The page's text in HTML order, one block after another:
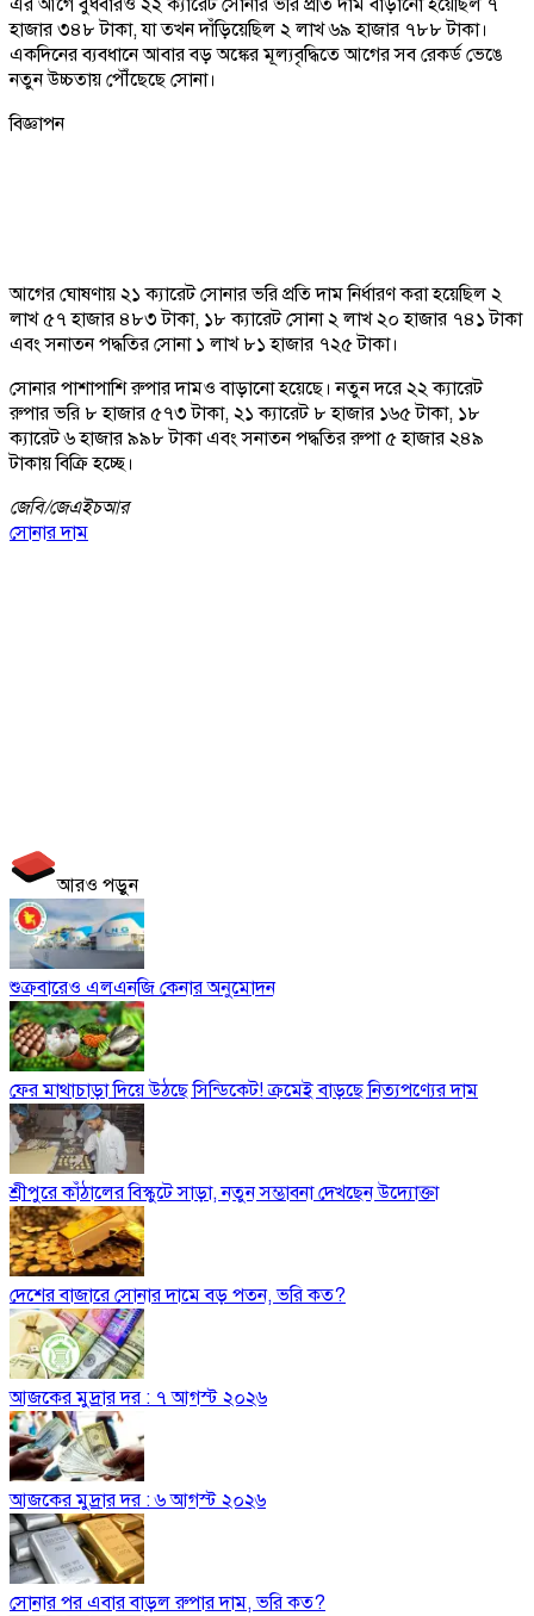
হাজার ৩৪৮ টাকা, যা তখন দাঁড়িয়েছিল ২ লাখ ৬৯ হাজার ৭৮৮ টাকা।
একদিনের ব্যবধানে আবার বড় অঙ্কের মূল্যবৃদ্ধিতে আগের সব রেকর্ড ভেঙে
নতুন উচ্চতায় পৌঁছেছে সোনা।
বিজ্ঞাপন
আগের ঘোষণায় ২১ ক্যারেট সোনার ভরি প্রতি দাম নির্ধারণ করা হয়েছিল ২
লাখ ৫৭ হাজার ৪৮৩ টাকা, ১৮ ক্যারেট সোনা ২ লাখ ২০ হাজার ৭৪১ টাকা
এবং সনাতন পদ্ধতির সোনা ১ লাখ ৮১ হাজার ৭২৫ টাকা।
সোনার পাশাপাশি রুপার দামও বাড়ানো হয়েছে। নতুন দরে ২২ ক্যারেট
রুপার ভরি ৮ হাজার ৫৭৩ টাকা, ২১ ক্যারেট ৮ হাজার ১৬৫ টাকা, ১৮
ক্যারেট ৬ হাজার ৯৯৮ টাকা এবং সনাতন পদ্ধতির রুপা ৫ হাজার ২৪৯
টাকায় বিক্রি হচ্ছে।
জেবি/জেএইচআর
সোনার দাম
আরও পড়ুন
শুক্রবারেও এলএনজি কেনার অনুমোদন
ফের মাথাচাড়া দিয়ে উঠছে সিন্ডিকেট! ক্রমেই বাড়ছে নিত্যপণ্যের দাম
শ্রীপুরে কাঁঠালের বিস্কুটে সাড়া, নতুন সম্ভাবনা দেখছেন উদ্যোক্তা
দেশের বাজারে সোনার দামে বড় পতন, ভরি কত?
আজকের মুদ্রার দর : ৭ আগস্ট ২০২৬
আজকের মুদ্রার দর : ৬ আগস্ট ২০২৬
সোনার পর এবার বাড়ল রুপার দাম, ভরি কত?